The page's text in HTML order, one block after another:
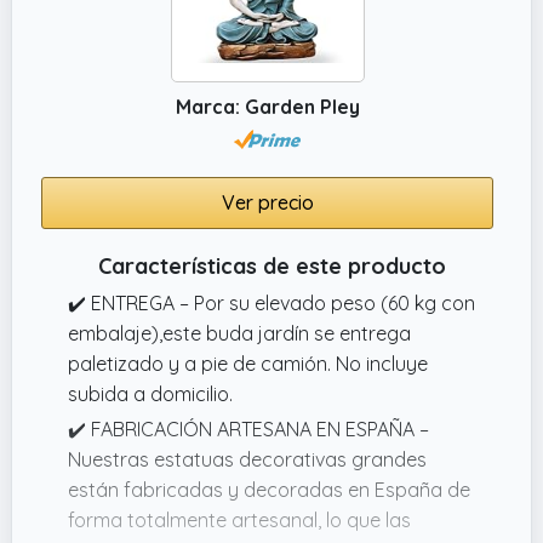
✔️ FANTASÍA ZEN – Crea un ambiente de
serenidad y relajacion con estos budas
decorativos. Su diseño elegante los hace
ideales para combinar con maceteros
grandes exterior, una fuente zen o piedras
jardín zen relajante y atemporal.
Marca: Garden Pley
Ver precio
Características de este producto
✔️ ENTREGA – Por su elevado peso (60 kg con
embalaje),este buda jardín se entrega
paletizado y a pie de camión. No incluye
subida a domicilio.
✔️ FABRICACIÓN ARTESANA EN ESPAÑA –
Nuestras estatuas decorativas grandes
están fabricadas y decoradas en España de
forma totalmente artesanal, lo que las